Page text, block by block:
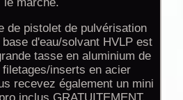
de pistolet de pulvérisation
d'eau/solvant HVLP est
tasse en aluminium de
filetages/inserts en acier
recevez également un mini